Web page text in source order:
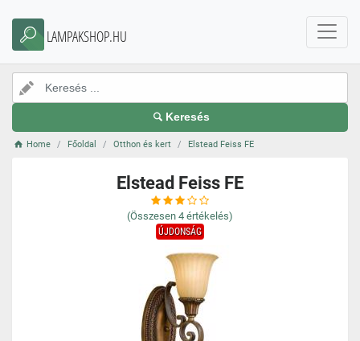
LAMPAKSHOP.HU
Keresés
Home Főoldal Otthon és kert Elstead Feiss FE
Elstead Feiss FE
(Összesen 4 értékelés)
ÚJDONSÁG